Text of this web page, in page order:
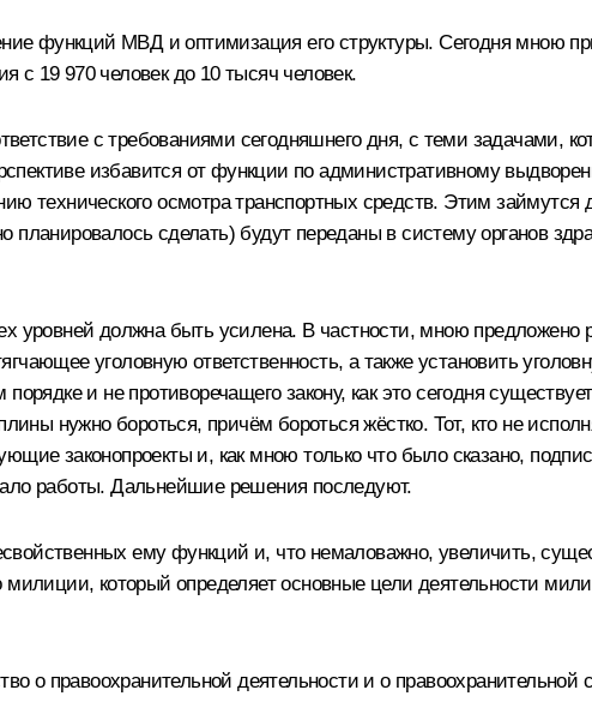
функций МВД и оптимизация его структуры. Сегодня мною
с 19 970 человек до 10 тысяч человек.
с требованиями сегодняшнего дня, с теми задачами,
избавится от функции по административному
технического осмотра транспортных средств. Этим займутся
сделать) будут переданы в систему органов
уровней должна быть усилена. В частности, мною предложено
уголовную ответственность, а также установить
и не противоречащего закону, как это сегодня
нужно бороться, причём бороться жёстко. Тот, кто не
законопроекты и, как мною только что было сказано,
работы. Дальнейшие решения последуют.
ему функций и, что немаловажно, увеличить,
который определяет основные цели деятельности
о правоохранительной деятельности и о правоохранительной